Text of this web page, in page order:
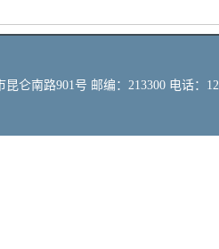
仑南路901号 邮编：213300 电话：